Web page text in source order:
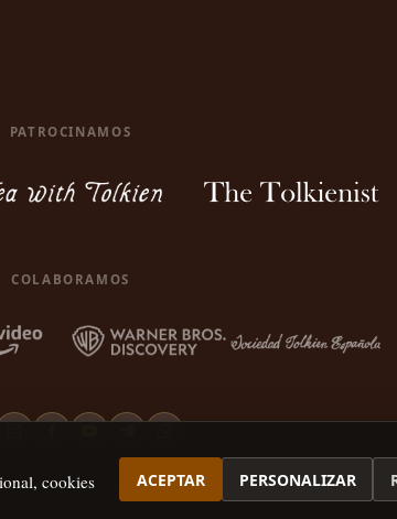
PATROCINAMOS
COLABORAMOS
cookies
ACEPTAR PERSONALIZAR